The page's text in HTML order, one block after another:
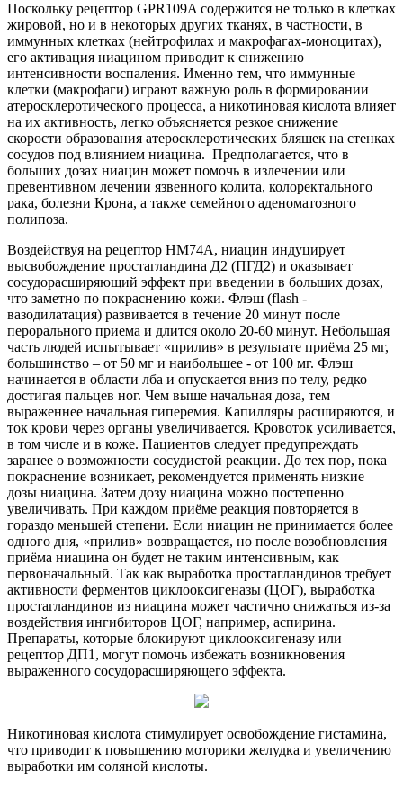
Поскольку рецептор GPR109A содержится не только в клетках
жировой, но и в некоторых других тканях, в частности, в
иммунных клетках (нейтрофилах и макрофагах-моноцитах),
его активация ниацином приводит к снижению
интенсивности воспаления. Именно тем, что иммунные
клетки (макрофаги) играют важную роль в формировании
атеросклеротического процесса, а никотиновая кислота влияет
на их активность, легко объясняется резкое снижение
скорости образования атеросклеротических бляшек на стенках
сосудов под влиянием ниацина. Предполагается, что в
больших дозах ниацин может помочь в излечении или
превентивном лечении язвенного колита, колоректального
рака, болезни Крона, а также семейного аденоматозного
полипоза.
Воздействуя на рецептор HM74A, ниацин индуцирует
высвобождение простагландина Д2 (ПГД2) и оказывает
сосудорасширяющий эффект при введении в больших дозах,
что заметно по покраснению кожи. Флэш (flash -
вазодилатация) развивается в течение 20 минут после
перорального приема и длится около 20-60 минут. Небольшая
часть людей испытывает «прилив» в результате приёма 25 мг,
большинство – от 50 мг и наибольшее - от 100 мг. Флэш
начинается в области лба и опускается вниз по телу, редко
достигая пальцев ног. Чем выше начальная доза, тем
выраженнее начальная гиперемия. Капилляры расширяются, и
ток крови через органы увеличивается. Кровоток усиливается,
в том числе и в коже. Пациентов следует предупреждать
заранее о возможности сосудистой реакции. До тех пор, пока
покраснение возникает, рекомендуется применять низкие
дозы ниацина. Затем дозу ниацина можно постепенно
увеличивать. При каждом приёме реакция повторяется в
гораздо меньшей степени. Если ниацин не принимается более
одного дня, «прилив» возвращается, но после возобновления
приёма ниацина он будет не таким интенсивным, как
первоначальный. Так как выработка простагландинов требует
активности ферментов циклооксигеназы (ЦОГ), выработка
простагландинов из ниацина может частично снижаться из-за
воздействия ингибиторов ЦОГ, например, аспирина.
Препараты, которые блокируют циклооксигеназу или
рецептор ДП1, могут помочь избежать возникновения
выраженного сосудорасширяющего эффекта.
Никотиновая кислота стимулирует освобождение гистамина,
что приводит к повышению моторики желудка и увеличению
выработки им соляной кислоты.